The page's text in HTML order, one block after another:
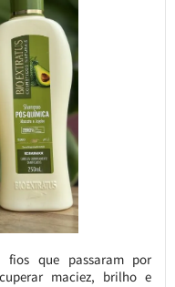
fios que passaram por
maciez, brilho e